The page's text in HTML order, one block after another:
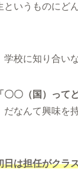
というものにど
校に知り合い
「〇〇（国）って
だなんて興味を
日は担任がクラ